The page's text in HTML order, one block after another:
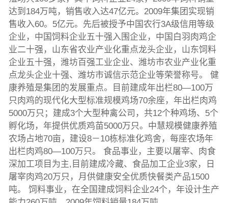
达到184万吨，销售收入达47亿元。2009年集团实现销
售收入60。5亿元。先后被授予中国农行3A级信用等级
企业，中国饲料企业五十强入围企业，中国白羽肉鸡企
业二十强，山东省农业产业化重点龙头企业，山东饲料
企业五十强，潍坊百强工业企业、潍坊市农业产业化重
点龙头企业十强、潍坊市诚信示范企业等荣誉称号。 健
康养殖是集团的发展重点。目前建成年出栏80—100万
只肉鸡的现代化大型标准规模鸡场70余座，年出栏肉鸡
5000万只；建成3个大型种禽公司，共12个种鸡场、5个
孵化场，年提供优质鸡苗5000万只。中慧规模健康养殖
农场占地70亩，建设8－10栋标准化鸡舍，每座农场年
出栏肉鸡80—100万只。 食品事业，主要以屠宰、肉食
深加工项目为主,目前建成冷藏、食品加工企业3家，日
屠宰肉鸡20万只，月供健康安全优质快餐类产品1500
吨。 饲料事业，在全国建成饲料企业24个，年设计生产